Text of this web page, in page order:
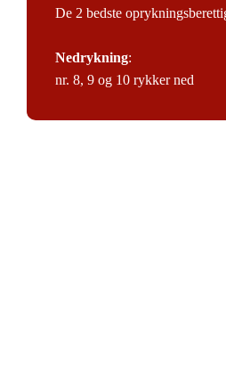
De 2 bedste
Nedrykning:
nr. 8, 9 og 10 rykker ned